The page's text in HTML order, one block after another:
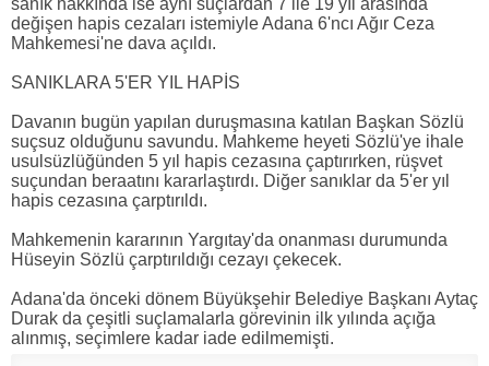
sanık hakkında ise aynı suçlardan 7 ile 19 yıl arasında
değişen hapis cezaları istemiyle Adana 6'ncı Ağır Ceza
Mahkemesi'ne dava açıldı.
SANIKLARA 5'ER YIL HAPİS
Davanın bugün yapılan duruşmasına katılan Başkan Sözlü
suçsuz olduğunu savundu. Mahkeme heyeti Sözlü'ye ihale
usulsüzlüğünden 5 yıl hapis cezasına çaptırırken, rüşvet
suçundan beraatını kararlaştırdı. Diğer sanıklar da 5'er yıl
hapis cezasına çarptırıldı.
Mahkemenin kararının Yargıtay'da onanması durumunda
Hüseyin Sözlü çarptırıldığı cezayı çekecek.
Adana'da önceki dönem Büyükşehir Belediye Başkanı Aytaç
Durak da çeşitli suçlamalarla görevinin ilk yılında açığa
alınmış, seçimlere kadar iade edilmemişti.